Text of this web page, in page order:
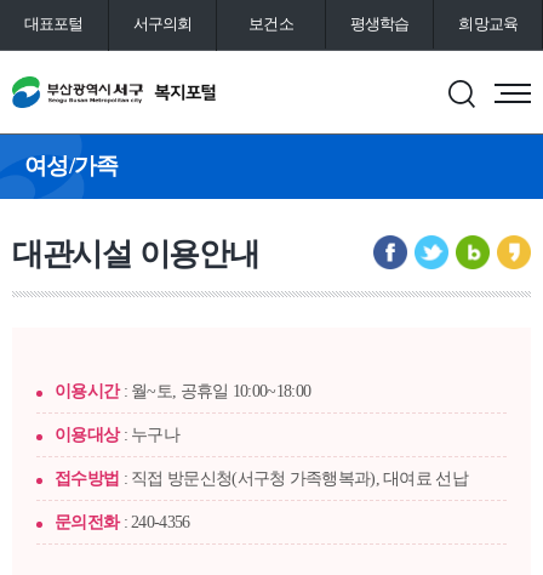
대표포털 서구의회 보건소 평생학습 희망교육
통합예약
여성/가족
대관시설 이용안내
이용시간: 월~토, 공휴일 10:00~18:00
이용대상: 누구나
접수방법 : 직접 방문신청(서구청 가족행복과), 대여료 선납
문의전화: 240-4356